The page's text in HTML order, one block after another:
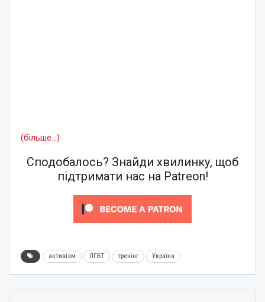
(більше…)
Сподобалось? Знайди хвилинку, щоб
підтримати нас на Patreon!
активізм ЛГБТ тренінг Україна